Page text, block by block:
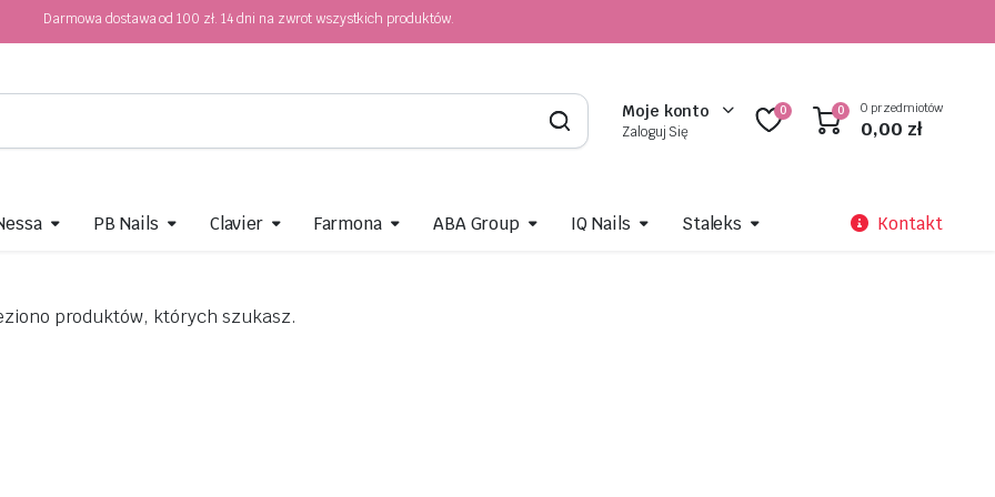
Darmowa dostawa od 100 zł. 14 dni na zwrot wszystkich produktów.
Moje konto
Zaloguj Się
0 0 0 przedmiotów
0,00 zł
PB Nails Clavier Farmona ABA Group IQ Nails Staleks Kontakt
produktów, których szukasz.